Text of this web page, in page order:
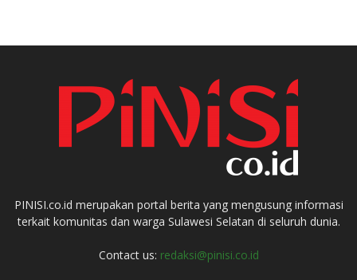
PINISI.co.id merupakan portal berita yang mengusung informasi
terkait komunitas dan warga Sulawesi Selatan di seluruh dunia.
Contact us: redaksi@pinisi.co.id